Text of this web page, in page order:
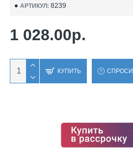
АРТИКУЛ: 8239
1 028.00р.
КУПИТЬ